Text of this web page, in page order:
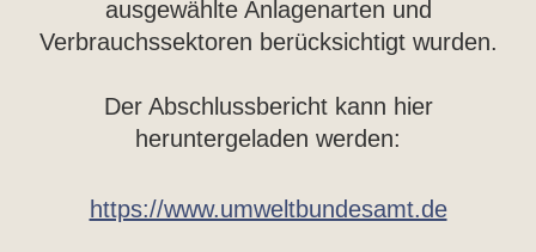
ausgewählte Anlagenarten und
Verbrauchssektoren berücksichtigt wurden.
Der Abschlussbericht kann hier
heruntergeladen werden:
https://www.umweltbundesamt.de